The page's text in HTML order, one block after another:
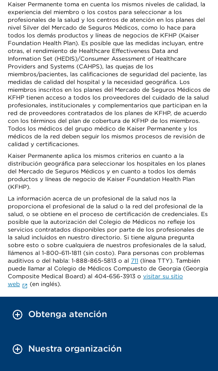
Kaiser Permanente toma en cuenta los mismos niveles de calidad, la
experiencia del miembro o los costos para seleccionar a los
profesionales de la salud y los centros de atención en los planes del
nivel Silver del Mercado de Seguros Médicos, como lo hace para
todos los demás productos y líneas de negocios de KFHP (Kaiser
Foundation Health Plan). Es posible que las medidas incluyan, entre
otras, el rendimiento de Healthcare Effectiveness Data and
Information Set (HEDIS)/Consumer Assessment of Healthcare
Providers and Systems (CAHPS), las quejas de los
miembros/pacientes, las calificaciones de seguridad del paciente, las
medidas de calidad del hospital y la necesidad geográfica. Los
miembros inscritos en los planes del Mercado de Seguros Médicos de
KFHP tienen acceso a todos los proveedores del cuidado de la salud
profesionales, institucionales y complementarios que participan en la
red de proveedores contratados de los planes de KFHP, de acuerdo
con los términos del plan de cobertura de KFHP de los miembros.
Todos los médicos del grupo médico de Kaiser Permanente y los
médicos de la red deben seguir los mismos procesos de revisión de
calidad y certificaciones.
Kaiser Permanente aplica los mismos criterios en cuanto a la
distribución geográfica para seleccionar los hospitales en los planes
del Mercado de Seguros Médicos y en cuanto a todos los demás
productos y líneas de negocio de Kaiser Foundation Health Plan
(KFHP).
La información acerca de un profesional de la salud nos la
proporciona el profesional de la salud o la red del profesional de la
salud, o se obtiene en el proceso de certificación de credenciales. Es
posible que la autorización del Colegio de Médicos no refleje los
servicios contratados disponibles por parte de los profesionales de
la salud incluidos en nuestro directorio. Si tiene alguna pregunta
sobre esto o sobre cualquiera de nuestros profesionales de la salud,
llámenos al 1-800-611-1811 (sin costo). Para personas con problemas
auditivos o del habla: 1-888-865-5813 o al 711 (línea TTY). También
puede llamar al Colegio de Médicos Compuesto de Georgia (Georgia
Composite Medical Board) al 404-656-3913 o visitar su sitio
web
(en inglés).
Obtenga atención
Nuestra organización